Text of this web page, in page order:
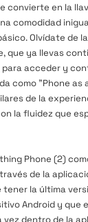
convierte en la
comodidad
Olvídate de
que ya llevas
acceder y
como "Phone as
de la
la fluidez que
Phone (2)
de la
tener la última
Android y que
dentro de la